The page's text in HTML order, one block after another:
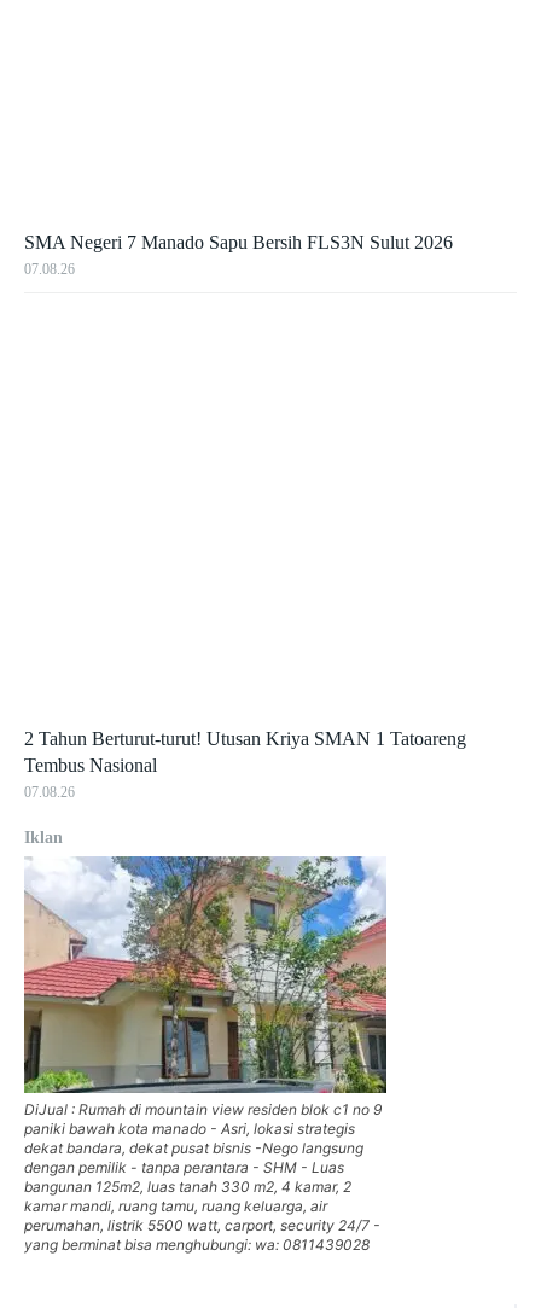
SMA Negeri 7 Manado Sapu Bersih FLS3N Sulut 2026
07.08.26
2 Tahun Berturut-turut! Utusan Kriya SMAN 1 Tatoareng
Tembus Nasional
07.08.26
Iklan
DiJual : Rumah di mountain view residen blok c1 no 9
paniki bawah kota manado - Asri, lokasi strategis
dekat bandara, dekat pusat bisnis -Nego langsung
dengan pemilik - tanpa perantara - SHM - Luas
bangunan 125m2, luas tanah 330 m2, 4 kamar, 2
kamar mandi, ruang tamu, ruang keluarga, air
perumahan, listrik 5500 watt, carport, security 24/7 -
yang berminat bisa menghubungi: wa: 0811439028